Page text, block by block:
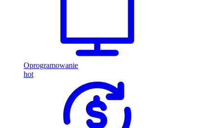
Oprogramowanie
hot